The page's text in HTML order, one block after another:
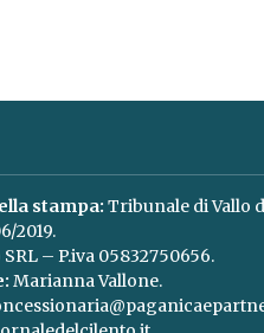
stampa: Tribunale di Vallo
2019.
– P.iva 05832750656.
Marianna Vallone.